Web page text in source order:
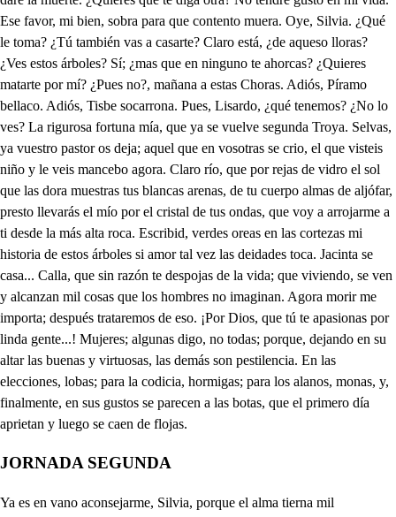
JORNADA SEGUNDA
Ya es en vano aconsejarme, Silvia, porque el alma tierna mil imposibles le ofrece y le rinde sus potencias. Tú, Silvia, me aconsejaste que le hablase, que le viera y que le diese favores que a mí tan caro me cuestan. Pues tienes la culpa tú, no me aconsejes ni quieras que pierda, por no quererle, la vida y el alma mesma. Digo que tienes razón, pero si ya en el aldea está Leonardo, que ha sido el dichoso, pues es cierta su ventura y que ha de ser esposo tuyo, no quieras que tu fama se desdore y que tu opinión se pierda. Lisardo es un labrador que en tu casa y en la aldea se crio como villano. ¡Ay, Silvia, que su presencia me tiene muerta de amores! ¡Si es lo mismo dé sospechas! Apenas vino Leonardo a casarse a aquesta aldea conmigo contra razón, pues, al fin, mi gusto fuerzan, cuando vieras a Lisardo vertiendo lágrimas tiernas despedirse de mí. ¡Ay, Silvia!, pudiera ablandar mil peñas. Díjome: "Jacinta hermosa, yo confieso que mis prendas no son dignas de gozar esa divina belleza, que son villanas al fin; mas, por el Dios que gobierna los movimientos divinos desde la divina esfera, que pues que no he sido digno de gozar tus niñas bellas y en esos divinos ojos otra vez me hicieron señas, que he de partirme y no ver que a Leonardo el alma entregas, siendo para mí tirana y para mi amor de piedra. Yo me iré a la guerra, al fin, donde, escalando una cerca, una bala me derribe y dé conmigo en la tierra; que claro está que quien vio esos ojos y esas bellas puertas de coral divino decirme cosas tan tiernas que no ha de poder sufrir que a otra mano, y mano ajena, se dediquen y se entreguen con voluntad y firmeza." Con esto se despidió, y sabe Dios que quisiera impedirle con mis brazos, Silvia, y con el alma mesma; pero el honor y él amor, que batallaban con fuerza, uno por amar y otro por hacerle resistencia, me detuvieron al fin; pero al mismo punto vieras que quedé ciega y confusa entre profundas tinieblas, que es imposible vivir. Mira que el amor te ciega; no des crédito a los ojos, que lo peor te aconsejan. Leonardo viene a casarse contigo; de su hacienda y su nobleza bien sabes los méritos que hay en ellas. Lisardo es un labrador que en aquesta humilde aldea ha guardado de tu padre tantas escuadras de ovejas; mira qué dirán de ti si a tal caballero dejas por un pobre labrador... ¡Ay, Silvia, si tú no fueras causa de que yo le hablara, causa de que yo le viera, nunca yo a mi voluntad hiciera tan grande fuerza. Mas entrose por el alma al punto que la vio abierta, y aunque después cerrar quise, fue en vano tan gran quimera. En efeto, ¿que tú quieres no olvidarle? ¿En eso piensas? Antes verás que del cielo se desaten las estrellas, o que haya ingenio en los hombres que del mar cuente la arena que yo le olvide; antes hoy, para que más claro veas este amor inadvertido y esta voluntad opuesta, a la ciudad he enviado por un vestido que a prueba de mi resistencia firme están sus puntadas hechas. Con este rico vestido y una preciosa cadena, que hoy, Silvia, le llevarás, le contarás mi tristeza y mi pena y el dolor que siento en ver que se ausenta a la guerra. Has hecho bien; porque, al fin, de esa manera vendrá a valer y a lucir y tu voluntad ¡honesta no dará a Leonardo celos en el alma y la paciencia. Jacinta, Calla, porque viene aquí. ¡Parece que trae tristeza! En los ojos y en el alma bien clara, Silvia, la muestra. Aquí está tu bella esposa. Y tan fiera como bella, pues mis intentos no estima y mis finezas no precia. Muerto estoy, ¡viven los cielos!, de ver que su resistencia sea tanta con mi amor. Llega a hablarla, a amarla prueba. ¿Cómo podré, si sus ojos, que son divinas estrellas adonde el sol resplandece entre los rayos que engendra con tanta crueldad me miran, me tratan con tal soberbia, que desmaya la esperanza y la vida vive muerta? Porfía, que la porfía suele alcanzar con certeza lo que los ruegos no pueden ni las voluntades mesmas. Llega a hablarla. Llegaré muerto el gusto, el alma muerta; pero sus ojos me impiden y su hermosura me ciega. Voy a llegar, y al momento me dicen sus niñas bellas que, como, al fin, niñas son, son rapazas y parleras: "No llegues, Leonardo; aparta, porque Jacinta te niega la voluntad." ¡Ay de mí! ¡Qué palabras tan soberbias! No oso llegar, en efeto. Tú que de amante te precias, ¿de aquesa manera temes y dudas de esa manera? ' Mira ya que es cobardía. Ya lo veo; mas es fuerza que tema sus bellos ojos, ojos que tanto me cuestan. Perdonad, bella señora, si vos queréis que me atreva a llegar al mismo cielo, que es cielo vuestra belleza. Mil veces, señora mía, he querido con soberbia atreverme a solo hablar en vuestra presencia bella; pero el temor que a las almas el atrevimiento niega, no me quiso dar lugar para escuchar la respuesta. Vuestro padre y mi señor me ha dado aquesta licencia de serviros, perdonad que con soberbia me atreva. Tres días ha que en el castillo estoy con vos y aún apenas he visto de vuestra cara las relumbrantes estrellas. Si os miro no me miráis; si os hablo no dais respuesta; luego os vais si estoy con vos o al castillo o a la huerta; maldigo mis esperanzas, aunque nunca desesperan, pues que nunca me la dan de gozar vuestra presencia. Si ya soy esposo vuestro, si ya he venido al aldea solo a serlo, ¿por qué hacéis a mi amor tal resistencia? Dadme esa divina mano, dadme aquesa mano bella, imprimiré con los labios, por ser la merced primera. Señor Leonardo, advertid que yo soy esclava vuestra y que estimo los favores que me hacéis; pero es bajeza grande el humillaros tanto a la que es esclava vuestra. Estas palabras estimo; adoro vuestras promesas, vuestra bizarría bendigo y estimo esa gentileza; pero también os suplico que no tengáis por afrenta ni por desamor tampoco irme y pediros licencia. ¿Qué te parece? Que es cosa, por Dios, que no la sufriera un villano, cuanto más quien tiene tanta nobleza como tú. Yo he sospechado que tiene Jacinta bella otro amor, que a no tenerle yo sé que me respondiera con piedad más amorosa y con palabras más tierna:. Pues prueba tú si le tiene y véngate de su ofensa. Vamos. Muerto voy de celos: pero si sé que hay quien sea digno de su amor, bien puede prevenirse a la defensa. Julio, ¿Cómo le has de castigar? Responderé esa respuesta, Julio : amo y tengo celos. Bien fácil es de entenderla; porque un celoso castiga con rigor y con soberbia. Contigo seré soldado. A qué buen tiempo ha venido este Capitán. Ha sido de tus desdichas llamado. Vámonos allá, Lisardo. Pues no hay que ¡hacer en la aldea, ¿cuál hombre noble desea este sayal tosco y pardo? Tú tienes entendimiento, y, aunque pastor, has leído; yo también so desleído y me sobra atrevimiento. Tú no tienes de alcanzar esa gloria que pretendes. ¡Ay, Garbín, que tú no entiendes lo que es el sentir y amar! Si tú supieras querer yo sé bien que no me dieras esos consejos ni fueras tan contrarío a una mujer. Cuando la bella Jacinta no me quiera ni yo alcance aqueste dichoso lance que la fortuna me pinta, ¿qué vengo a perder, di, necio? Ser de todos murmurado y ver que de un hombre honrado "haga el mundo tal desprecio. ¡Vive Dios, que si no vas a la guerra a esta ocasión que he de pensar con razón que sin alma y juicio estás! ¿Qué has de hacer aquí, cuitado, entre penas y entre enojos? ¿Has de adorar unos ojos que otro primero ha gozado? ¿Has de adorar los balcones de una mujer que te deja y que de tu amor se aleja por, vulgares opiniones? Tienes honra, tienes juicio, tienes valor, tienes ser, mas ¿cómo lo has de tener dándonos de loco indicio? Vámonos, advierte y mira que en tu provecho ha de ser, A una mujer, y mujer todo embustes y mentira, que te engaña y que te ofende, ¿no ves que es locura? Advierte que será cierta tu muerte si el desposado lo entiende. Vámonos de este lugar, que un sabio nos declaró que el que su tierra dejó otras tierras ha de hallar, y ha de pensar con razón que el lugar en que vivía no es su tierra. Lisardo, Bien decía, ¡Animo, pues! Corazón, ¿en qué penáis y teméis? La ocasión es generosa. ¿Teméis que a Jacinta hermosa no habéis de ver? Mal hacéis. Vuestro mal gusto condeno, aunque por extremo es bella; porque más vale no vella que vella en poder ajeno. ¡Ea! : vámonos a perder por ese mundo adelante, que tú eres hombre importante y has de venir a valer. Yo seré tu Gandalín, y iremos de tierra en tierra. ¿Qué más guerra que la guerra de tanto diablo malsín? En Lazarillo de Tormes, un libro español famoso, se fue un escudero honroso por desatinos conformes. Decíale un caballero en topándose los dos: "Amigo, manténgaos Dios." Pues si deja un escudero su patria por bendiciones, ¿con cuánta mayor razón nosotros, en ocasión que nos echan maldiciones? En tan confusas batallas es imposible vivir, pues ver al vulgo decir, si callas, que por qué callas; si hablas, que es todo injusto y que dices mal de todos, buscándose ellos los modos de interpretarlo a su gusto. Luego por sátira arroja lo que se dijo por risa; si un ejemplo los avisa, es por quien se les antoja. Vámonos de aquí, Lisardo, acábese aquesta pena. Silvia estampando la arena viene a nosotros. ¿Qué aguardo? ¡Oh, aurora del sol que adoro! ¡Oh, sol de agosto, mayor que el que mata un segador! ¿Así guardas el decoro a un ángel? Déjale hablar, ¿Ángel mujer? Eso no, porque el diablo la engañó. Siendo ángel no pudo ser. De mi señora Jacinta te traigo un recado. ¡Cielos! Parose en sus paralelos el sol que de oro los pinta. Ya no le tiene el primero móvil; pasaron los orbes. ¡Por Dios, que es lindo que estorbes con estilo lisonjero el recado y el favor! Mi señora... Bueno estás. Viendo que a la guerra vas, que ya agradece tu amor, este vestido te envía, espada, daga y sombrero, y esta cadena. No quiero vida, ni ya la quería. Con tanto bien muerto estoy. Sí, mas con buena mortaja. ¿Para mí no hubiera raja o frisa? i Al diablo te doy! Silvia, ¿Yo a ti? ¿Por qué no, lechuza? Y ¿fuera mucho tú a mí? Pero vísteme de ti, vestirasme de gamuza. ¿Es posible que este lleves contigo? ¿Y es mucho error? Y ¿qué has de ser? ¿Atamb